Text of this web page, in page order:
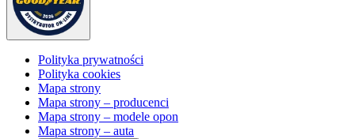
Polityka prywatności
Polityka cookies
Mapa strony
Mapa strony – producenci
Mapa strony – modele opon
Mapa strony – auta